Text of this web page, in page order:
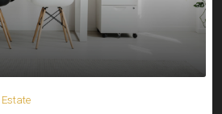
Estate